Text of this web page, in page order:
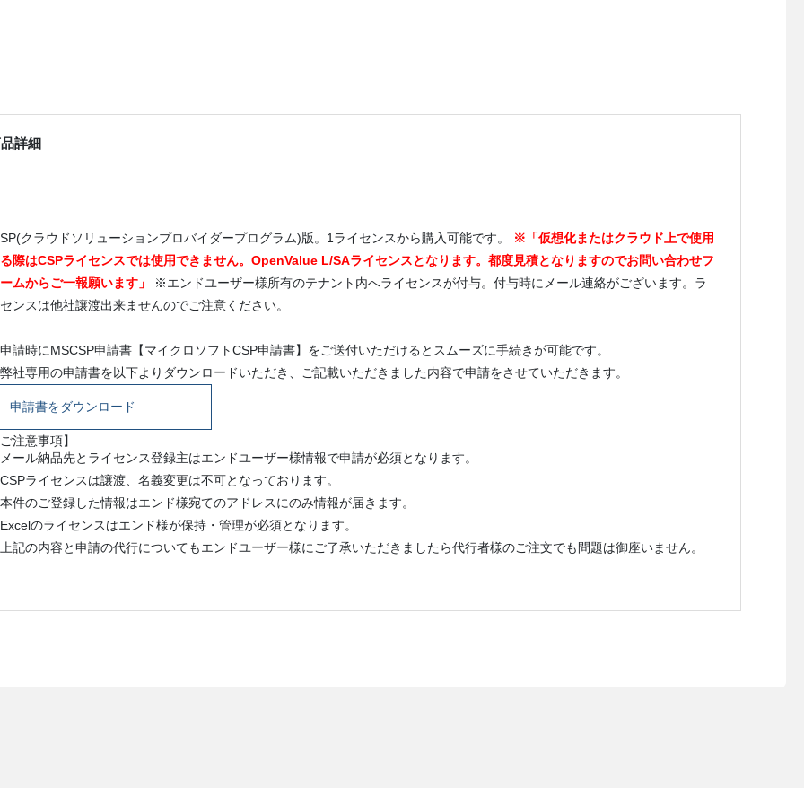
詳細
クラウドソリューションプロバイダープログラム)版。1ライセンスから購入可能です。
※「仮想化またはクラウド上で使用
際はCSPライセンスでは使用できません。OpenValue L/SAライセンスとなります。都度見積となりますのでお問い合わせフ
ムからご一報願います」
※エンドユーザー様所有のテナント内へライセンスが付与。付与時にメール連絡がございます。ラ
ンスは他社譲渡出来ませんのでご注意ください。
請時にMSCSP申請書【マイクロソフトCSP申請書】をご送付いただけるとスムーズに手続きが可能です。
社専用の申請書を以下よりダウンロードいただき、ご記載いただきました内容で申請をさせていただきます。
申請書をダウンロード
注意事項】
ール納品先とライセンス登録主はエンドユーザー様情報で申請が必須となります。
ライセンスは譲渡、名義変更は不可となっております。
件のご登録した情報はエンド様宛てのアドレスにのみ情報が届きます。
のライセンスはエンド様が保持・管理が必須となります。
記の内容と申請の代行についてもエンドユーザー様にご了承いただきましたら代行者様のご注文でも問題は御座いません。